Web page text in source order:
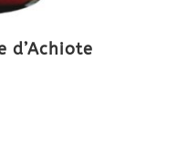
d’Achiote